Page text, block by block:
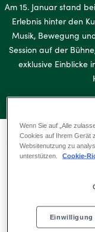
Am 15. Januar stand
Erlebnis hinter den
Musik, Bewegung
Session auf der
exklusive Einblicke
Erleben
Sie möchten echte
faszinierende Welt
einen
Wenn Sie auf „Alle
Cookies auf Ihrem Gerät
Websitenutzung zu
unterstützen.
Cookie-
Einwilligung